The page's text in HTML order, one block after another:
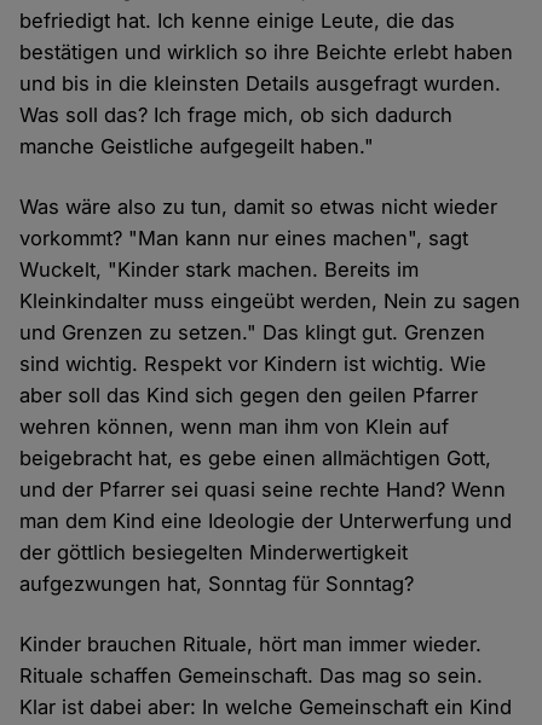
befriedigt hat. Ich kenne einige Leute, die das
bestätigen und wirklich so ihre Beichte erlebt haben
und bis in die kleinsten Details ausgefragt wurden.
Was soll das? Ich frage mich, ob sich dadurch
manche Geistliche aufgegeilt haben."
Was wäre also zu tun, damit so etwas nicht wieder
vorkommt? "Man kann nur eines machen", sagt
Wuckelt, "Kinder stark machen. Bereits im
Kleinkindalter muss eingeübt werden, Nein zu sagen
und Grenzen zu setzen." Das klingt gut. Grenzen
sind wichtig. Respekt vor Kindern ist wichtig. Wie
aber soll das Kind sich gegen den geilen Pfarrer
wehren können, wenn man ihm von Klein auf
beigebracht hat, es gebe einen allmächtigen Gott,
und der Pfarrer sei quasi seine rechte Hand? Wenn
man dem Kind eine Ideologie der Unterwerfung und
der göttlich besiegelten Minderwertigkeit
aufgezwungen hat, Sonntag für Sonntag?
Kinder brauchen Rituale, hört man immer wieder.
Rituale schaffen Gemeinschaft. Das mag so sein.
Klar ist dabei aber: In welche Gemeinschaft ein Kind